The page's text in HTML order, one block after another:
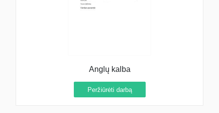
Anglų kalba
Peržiūrėti darbą